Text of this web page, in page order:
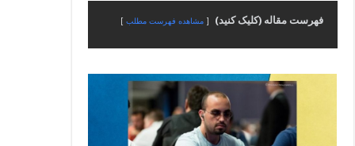
فهرست مقاله (کلیک کنید) مشاهده فهرست مطلب